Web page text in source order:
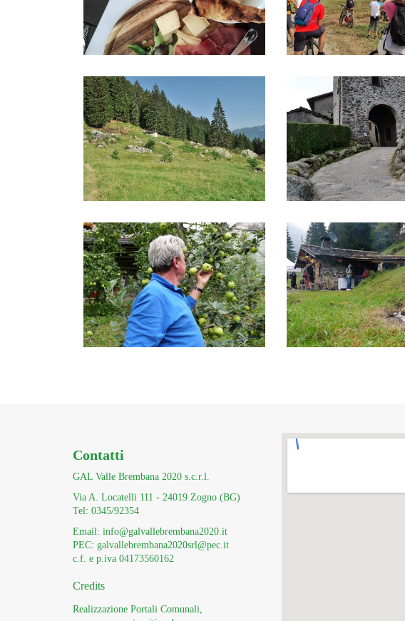
Contatti
GAL Valle Brembana 2020 s.c.r.l.
Via A. Locatelli 111 - 24019 Zogno (BG)
Tel: 0345/92354
Email: info@galvallebrembana2020.it
PEC: galvallebrembana2020srl@pec.it
c.f. e p.iva 04173560162
Credits
Realizzazione Portali Comunali,